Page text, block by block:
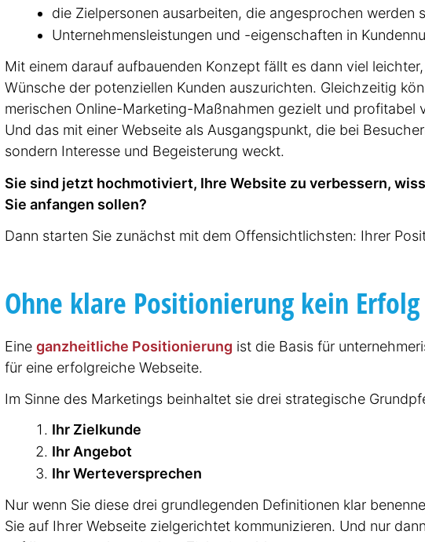
die Zielper­sonen ausarbeiten, die angesprochen werden
Unter­neh­mens­leis­tungen und -eigen­schaften in
Mit einem darauf aufbauenden Konzept fällt es dann viel
Wünsche der poten­zi­ellen Kunden auszu­richten. Gleich­zeitig
me­ri­schen Online-Marketing-Maßnahmen gezielt und profitabel
Und das mit einer Webseite als Ausgangs­punkt, die bei
sondern Interesse und Begeis­terung weckt.
Sie sind jetzt hochmo­ti­viert, Ihre Website zu verbessern,
Sie anfangen sollen?
Dann starten Sie zunächst mit dem Offen­sicht­lichsten: Ihrer
Ohne klare Positio­nierung kein Erfolg
Eine ganzheit­liche Positio­nierung ist die Basis für
für eine erfolg­reiche Webseite.
Im Sinne des Marketings beinhaltet sie drei strate­gische
Ihr Ziel­­kunde
Ihr Ange­­bot
Ihr Wer­te­­­ver­­­spre­chen
Nur wenn Sie diese drei grund­le­genden Defini­tionen klar
Sie auf Ihrer Webseite zielge­richtet kommu­ni­zieren. Und nur